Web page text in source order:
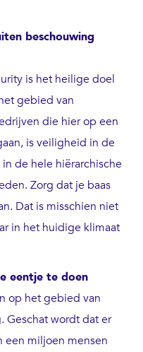
beschouwing
is het heilige doel
gebied van
die hier op een
is veiligheid in de
de hele hiërarchische
Zorg dat je baas
Dat is misschien niet
in het huidige klimaat
eentje te doen
op het gebied van
Geschat wordt dat er
een miljoen mensen